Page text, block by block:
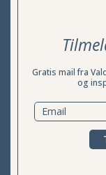
Gratis mail fra
og